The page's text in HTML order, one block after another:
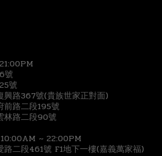
號
號
路367號(貴族世家正對面)
前路二段195號
林路二段90號
~ 22:00PM
二段461號 F1地下一樓(嘉義萬家福)